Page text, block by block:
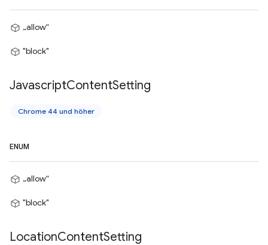
„allow“
"block"
JavascriptContentSetting
Chrome 44 und höher
ENUM
„allow“
"block"
LocationContentSetting